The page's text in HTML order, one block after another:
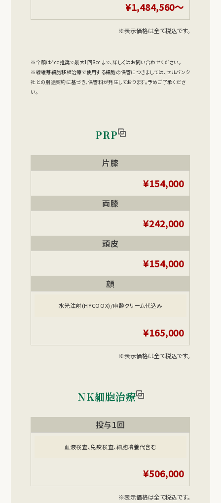
¥1,484,560〜
※表示価格は全て税込です。
※全顔は4cc推奨で最大1回8ccまで、詳しくはお問い合わせください。
※線維芽細胞移植治療で使用する細胞の保管につきましては、セルバンク
社との別途契約に基づき、保管料が発生しております。予めご了承くださ
い。
PRP
片膝
¥154,000
両膝
¥242,000
頭皮
¥154,000
顔
水光注射(HYCOOX)/麻酔クリーム代込み
¥165,000
※表示価格は全て税込です。
NK細胞治療
投与1回
血液検査、免疫検査、細胞培養代含む
¥506,000
※表示価格は全て税込です。